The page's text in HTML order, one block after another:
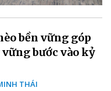
bền vững góp
bước vào kỷ
THÁI